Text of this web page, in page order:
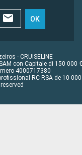
OK
- CRUISELINE
con Capitale di 150 000 €
4000717380
RC RSA de 10 000